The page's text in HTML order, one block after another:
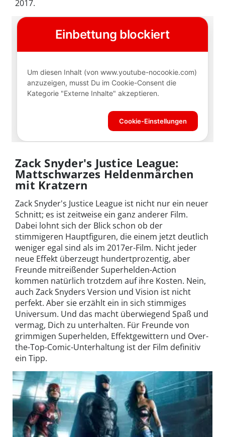
2017.
Zack Snyder's Justice League:
Mattschwarzes Heldenmärchen
mit Kratzern
Zack Snyder's Justice League ist nicht nur ein neuer
Schnitt; es ist zeitweise ein ganz anderer Film.
Dabei lohnt sich der Blick schon ob der
stimmigeren Hauptfiguren, die einem jetzt deutlich
weniger egal sind als im 2017er-Film. Nicht jeder
neue Effekt überzeugt hundertprozentig, aber
Freunde mitreißender Superhelden-Action
kommen natürlich trotzdem auf ihre Kosten. Nein,
auch Zack Snyders Version und Vision ist nicht
perfekt. Aber sie erzählt ein in sich stimmiges
Universum. Und das macht überwiegend Spaß und
vermag, Dich zu unterhalten. Für Freunde von
grimmigen Superhelden, Effektgewittern und Over-
the-Top-Comic-Unterhaltung ist der Film definitiv
ein Tipp.